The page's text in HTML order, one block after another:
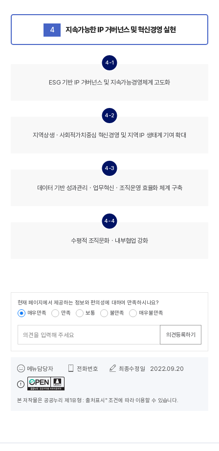
4 지속가능한 IP 거버넌스 및 혁신경영 실현
4-1
ESG 기반 IP 거버넌스 및 지속가능경영체계 고도화
4-2
지역상생ㆍ사회적가치중심 혁신경영 및 지역 IP 생태계 기여 확대
4-3
데이터 기반 성과관리ㆍ업무혁신ㆍ조직운영 효율화 체계 구축
4-4
수평적 조직문화ㆍ내부협업 강화
콘텐츠 만족도 조사
현재 페이지에서 제공하는 정보와 편의성에 대하여 만족하시나요?
매우만족
만족 보통 불만족 매우불만족
의견등록하기
메뉴담당자 전화번호 최종수정일 2022.09.20
본 저작물은 공공누리 제1유형 : 출처표시" 조건에 따라 이용할 수 있습니다.